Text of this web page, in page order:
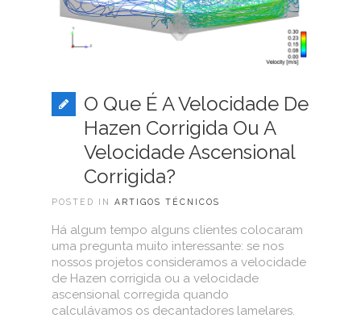
O Que É A Velocidade De
Hazen Corrigida Ou A
Velocidade Ascensional
Corrigida?
POSTED IN ARTIGOS TÉCNICOS
Há algum tempo alguns clientes colocaram
uma pregunta muito interessante: se nos
nossos projetos consideramos a velocidade
de Hazen corrigida ou a velocidade
ascensional corregida quando
calculávamos os decantadores lamelares.